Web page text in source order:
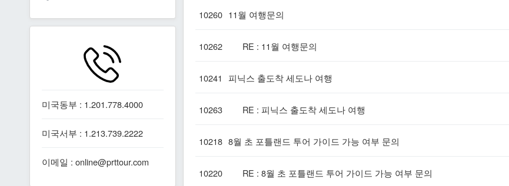
미국동부 : 1.201.778.4000
미국서부 : 1.213.739.2222
이메일 : online@prttour.com
10260 11월 여행문의
10262 RE : 11월 여행문의
10241 피닉스 출도착 세도나 여행
10263 RE : 피닉스 출도착 세도나 여행
10218 8월 초 포틀랜드 투어 가이드 가능 여부 문의
10220 RE : 8월 초 포틀랜드 투어 가이드 가능 여부 문의